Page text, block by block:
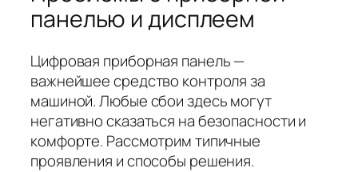
панелью и дисплеем
Цифровая приборная панель —
важнейшее средство контроля за
машиной. Любые сбои здесь могут
негативно сказаться на безопасности и
комфорте. Рассмотрим типичные
проявления и способы решения.